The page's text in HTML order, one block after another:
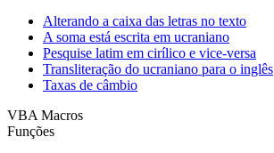
Alterando a caixa das letras no texto
A soma está escrita em ucraniano
Pesquise latim em cirílico e vice-versa
Transliteração do ucraniano para o inglês
Taxas de câmbio
VBA Macros
Funções